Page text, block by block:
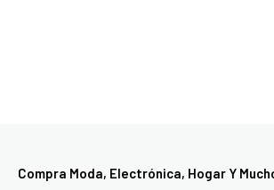
Compra Moda, Electrónica, Hogar Y